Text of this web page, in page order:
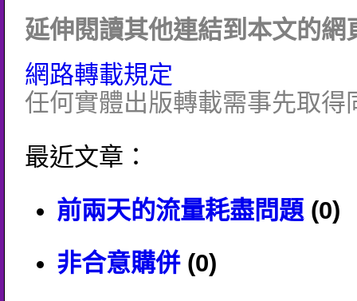
延伸閱讀其他連結到本文的網
網路轉載規定
任何實體出版轉載需事先取得
最近文章：
前兩天的流量耗盡問題(0)
非合意購併(0)